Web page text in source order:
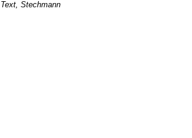
Text, Stechmann